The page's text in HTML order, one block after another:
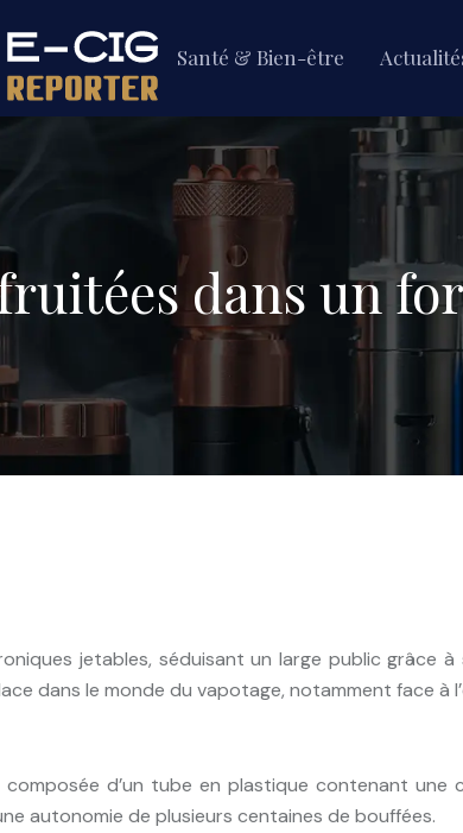
Santé & Bien-être
dans un
jetables, séduisant un large public grâce à
dans le monde du vapotage, notamment face à
d’un tube en plastique contenant une
autonomie de plusieurs centaines de bouffées.